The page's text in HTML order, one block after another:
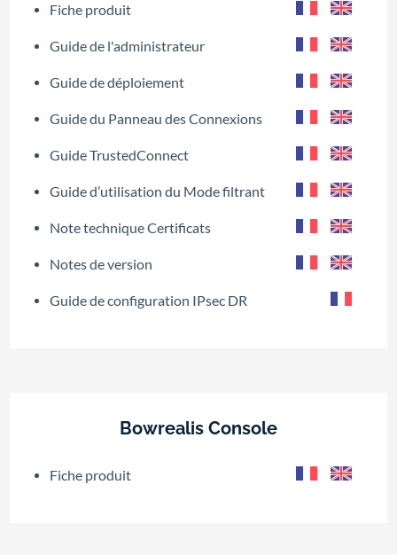
Fiche produit
Guide de l'administrateur
Guide de déploiement
Guide du Panneau des Connexions
Guide TrustedConnect
Guide d’utilisation du Mode filtrant
Note technique Certificats
Notes de version
Guide de configuration IPsec DR
Bowrealis Console
Fiche produit